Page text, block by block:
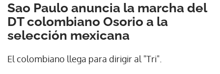
Sao Paulo anuncia la marcha del
DT colombiano Osorio a la
selección mexicana
El colombiano llega para dirigir al "Tri".